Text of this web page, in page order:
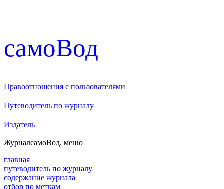
cамоВод
Правоотношения с пользователями
Путеводитель по журналу
Издатель
ЖурналсамоВод. меню
главная
путеводитель по журналу
содержание журнала
отбор по меткам